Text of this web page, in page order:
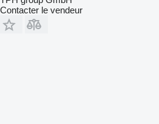
Contacter le vendeur